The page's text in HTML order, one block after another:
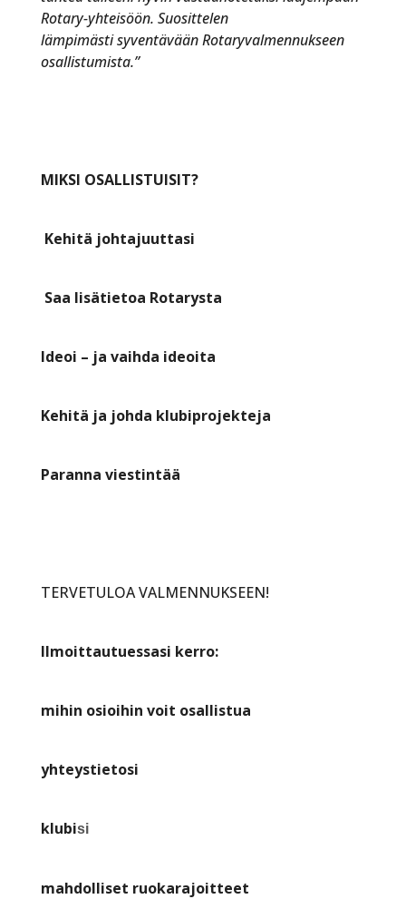
Rotary-yhteisöön. Suosittelen
lämpimästi syventävään Rotaryvalmennukseen
osallistumista.”
MIKSI OSALLISTUISIT?
Kehitä johtajuuttasi
Saa lisätietoa Rotarysta
Ideoi – ja vaihda ideoita
Kehitä ja johda klubiprojekteja
Paranna viestintää
TERVETULOA VALMENNUKSEEN!
Ilmoittautuessasi kerro:
mihin osioihin voit osallistua
yhteystietosi
klubisi
mahdolliset ruokarajoitteet